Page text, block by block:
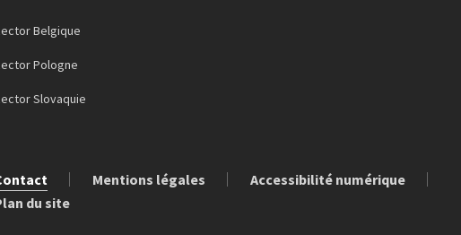
Belgique
Pologne
Slovaquie
Mentions légales
Accessibilité numérique
du site